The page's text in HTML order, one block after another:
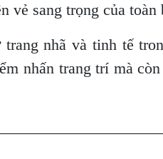
sang trọng của toàn
nhã và tinh tế
nhấn trang trí mà